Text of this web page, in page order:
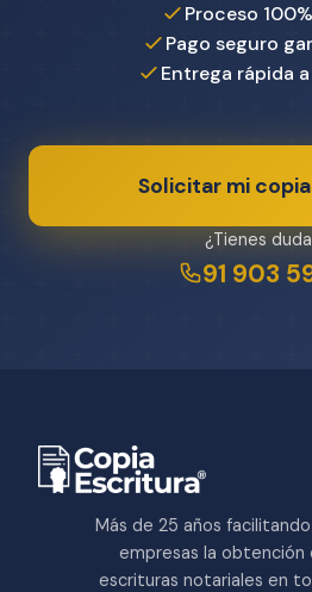
Proceso
Pago seguro
Entrega rápida
Solicitar mi
¿Tienes
91 903
Más de 25 años
empresas la obtención
escrituras notariales en